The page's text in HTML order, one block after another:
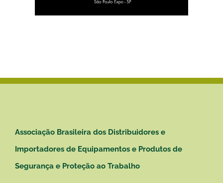
Associação Brasileira dos Distribuidores e
Importadores de Equipamentos e Produtos de
Segurança e Proteção ao Trabalho